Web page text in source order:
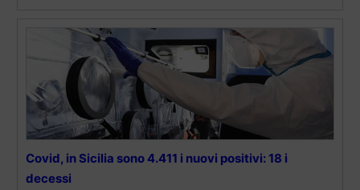
Covid, in Sicilia sono 4.411 i nuovi positivi: 18 i
decessi